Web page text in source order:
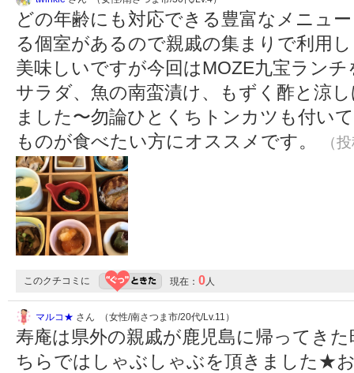
どの年齢にも対応できる豊富なメニュ
る個室があるので親戚の集まりで利用
美味しいですが今回はMOZE九宝ラン
サラダ、魚の南蛮漬け、もずく酢と涼
ました〜勿論ひとくちトンカツも付い
ものが食べたい方にオススメです。
（
このクチコミに 現在： 0人
マルコ★ さん （女性/南さつま市/20代/Lv.11）
寿庵は県外の親戚が鹿児島に帰ってき
ちらではしゃぶしゃぶを頂きました★